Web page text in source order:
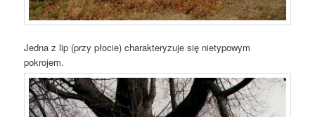
Jedna z lip (przy płocie) charakteryzuje się nietypowym
pokrojem.